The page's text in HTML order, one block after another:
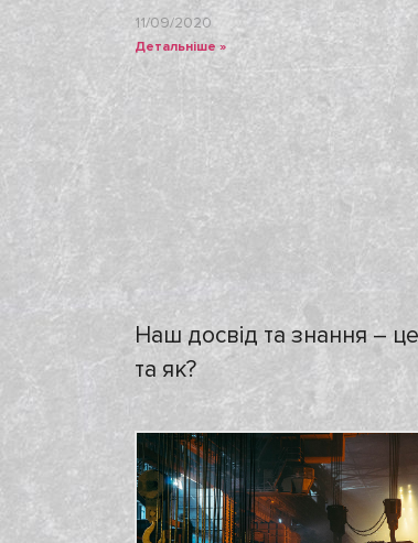
11/09/2020
Детальніше »
Наш досвід та знання –
та як?